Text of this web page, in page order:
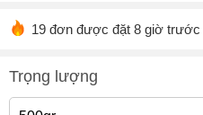
19 đơn được đặt 8 giờ trước
Trọng lượng